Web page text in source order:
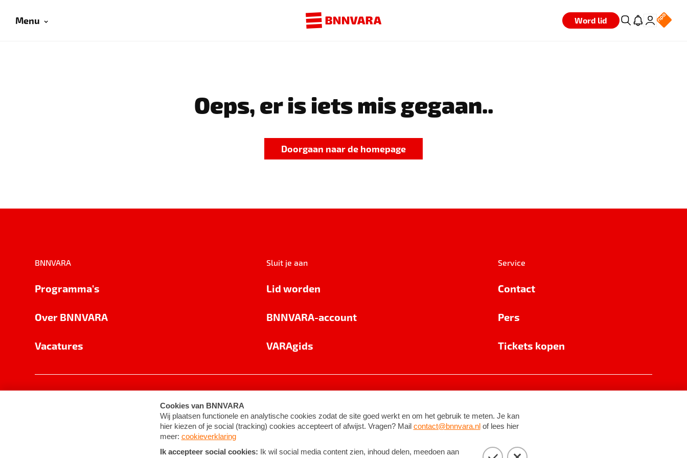
Menu Word lid
Oeps, er is iets mis gegaan..
Doorgaan naar de homepage
BNNVARA
Programma's
Over BNNVARA
Vacatures
Sluit je aan
Lid worden
BNNVARA-account
VARAgids
Service
Contact
Pers
Tickets kopen
Cookie-instellingen Algemene voorwaarden ©2026BNNVARA